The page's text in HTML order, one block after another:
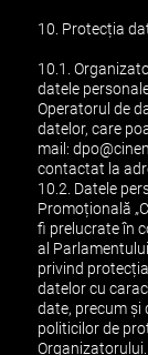
10. Protecția
10.1.
datele
Operatorul de
datelor, care
mail:
contactat la
10.2. Datele
Promoțională
fi prelucrate în
al
privind
datelor cu
date, precum și
politicilor de
Organizatorului.